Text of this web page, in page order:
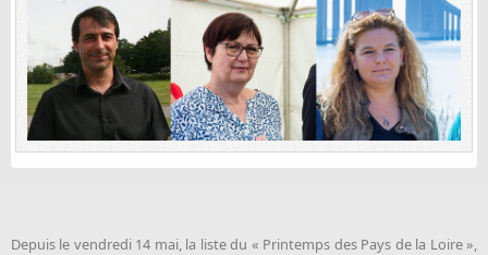
Depuis le vendredi 14 mai, la liste du « Printemps des Pays de la Loire »,